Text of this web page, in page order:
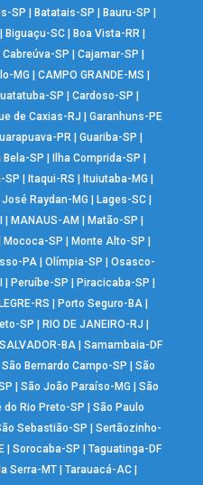
SP Batatais-SP Bauru-SP
Biguaçu-SC Boa Vista-RR
Cabreúva-SP Cajamar-SP
MG |CAMPO GRANDE-MS
SP Cardoso-SP
de Caxias-RJ
Garanhuns-PE
PR| Guariba-SP
Bela-SP Ilha Comprida-SP
SP Itaqui-RS Ituiutaba-MG
José Raydan-MG Lages-SC|
MANAUS-AM Matão-SP
Mococa-SP Monte Alto-SP
PA |Olímpia-SP |Osasco-
Peruíbe-SP Piracicaba-SP
RS Porto Seguro-BA
SP RIO DE JANEIRO-RJ
SALVADOR-BA| Samambaia-DF
|São Bernardo Campo-SP |São
|São João Paraíso-MG |São
do Rio Preto-SP |São Paulo
Sebastião-SP |Sertãozinho-
|Sorocaba-SP |Taguatinga-DF
Serra-MT| Tarauacá-AC|